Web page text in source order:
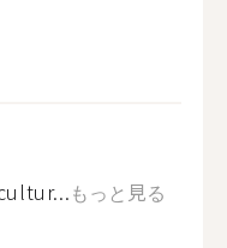
もっと見る